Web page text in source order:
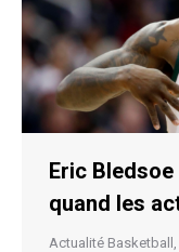
Eric
quand les
Actualité Basketball